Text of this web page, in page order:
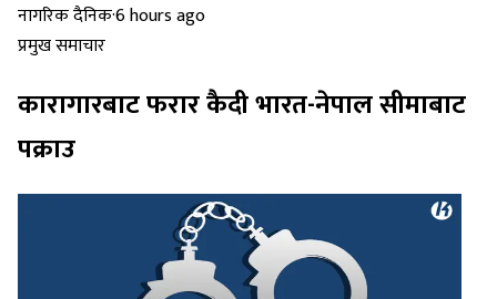
नागरिक दैनिक·6 hours ago
प्रमुख समाचार
कारागारबाट फरार कैदी भारत-नेपाल सीमाबाट
पक्राउ